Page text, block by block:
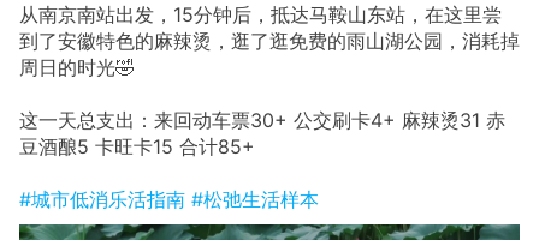
从南京南站出发，15分钟后，抵达马鞍山东站，在这里尝
到了安徽特色的麻辣烫，逛了逛免费的雨山湖公园，消耗掉
周日的时光🤣
这一天总支出：来回动车票30+ 公交刷卡4+ 麻辣烫31 赤
豆酒酿5 卡旺卡15 合计85+
#城市低消乐活指南 #松弛生活样本